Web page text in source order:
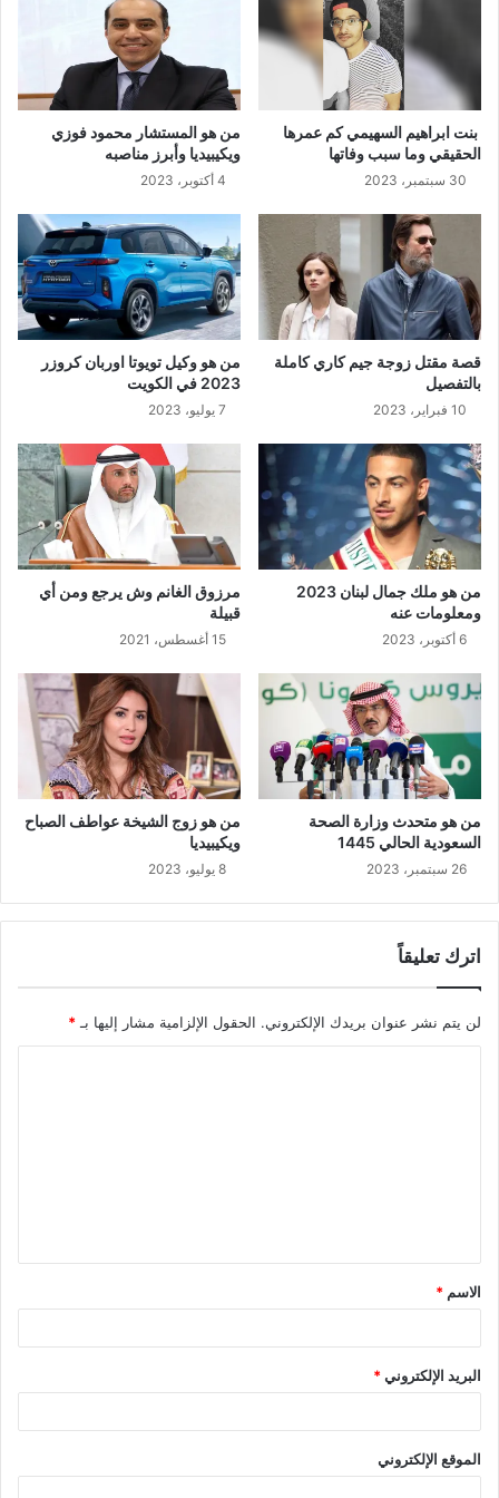
بنت ابراهيم السهيمي كم عمرها
الحقيقي وما سبب وفاتها
30 سبتمبر، 2023
من هو المستشار محمود فوزي
ويكيبيديا وأبرز مناصبه
4 أكتوبر، 2023
قصة مقتل زوجة جيم كاري كاملة
بالتفصيل
10 فبراير، 2023
من هو وكيل تويوتا اوربان كروزر
2023 في الكويت
7 يوليو، 2023
من هو ملك جمال لبنان 2023
ومعلومات عنه
6 أكتوبر، 2023
مرزوق الغانم وش يرجع ومن أي
قبيلة
15 أغسطس، 2021
من هو متحدث وزارة الصحة
السعودية الحالي 1445
26 سبتمبر، 2023
من هو زوج الشيخة عواطف الصباح
ويكيبيديا
8 يوليو، 2023
اترك تعليقاً
لن يتم نشر عنوان بريدك الإلكتروني. الحقول الإلزامية مشار إليها بـ *
ق
*
الاسم *
البريد الإلكتروني*
الموقع الإلكتروني